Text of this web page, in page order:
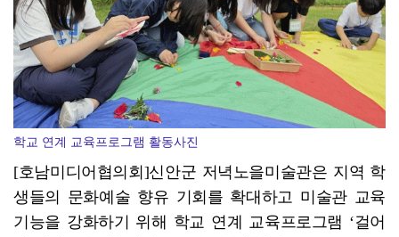
학교 연계 교육프로그램 활동사진
[호남미디어협의회]신안군 저녁노을미술관은 지역 학
생들의 문화예술 향유 기회를 확대하고 미술관 교육
기능을 강화하기 위해 학교 연계 교육프로그램 ‘걸어